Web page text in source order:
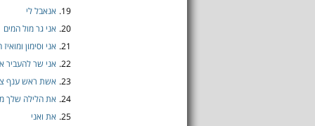
19. אנאבל לי
20. אני גר מול המים
21. אני וסימון
22. אני שר להעביר
23. אשת ראש ענף
24. את הלילה שלך
25. את ואני